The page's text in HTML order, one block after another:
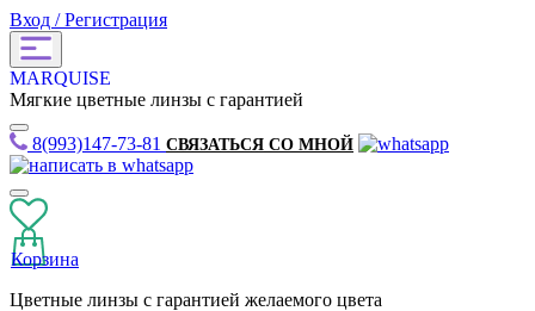
Вход / Регистрация
MARQUISE
Мягкие цветные линзы с гарантией
8(993)147-73-81 СВЯЗАТЬСЯ СО МНОЙ
Корзина
Цветные линзы с гарантией желаемого цвета